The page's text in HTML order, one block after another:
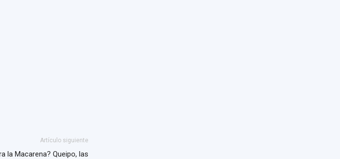
Artículo siguiente
la Macarena? Queipo, las